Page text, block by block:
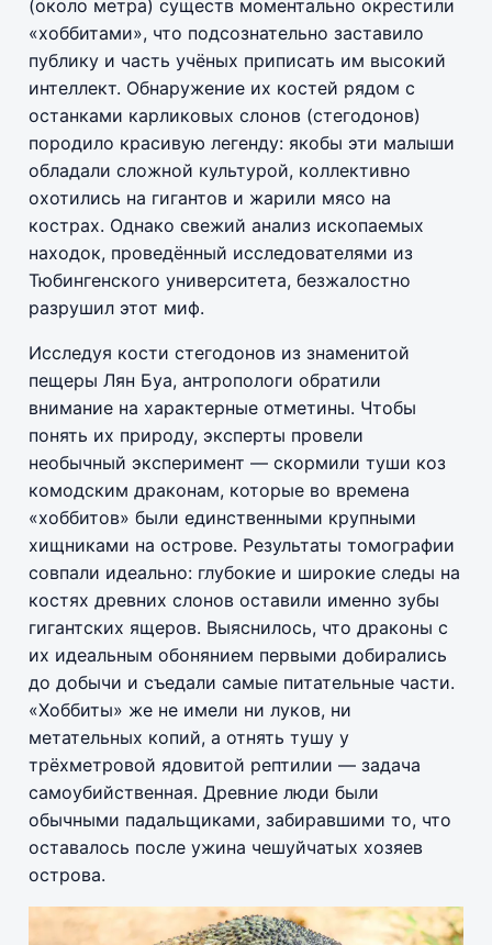
(около метра) существ моментально окрестили
«хоббитами», что подсознательно заставило
публику и часть учёных приписать им высокий
интеллект. Обнаружение их костей рядом с
останками карликовых слонов (стегодонов)
породило красивую легенду: якобы эти малыши
обладали сложной культурой, коллективно
охотились на гигантов и жарили мясо на
кострах. Однако свежий анализ ископаемых
находок, проведённый исследователями из
Тюбингенского университета, безжалостно
разрушил этот миф.
Исследуя кости стегодонов из знаменитой
пещеры Лян Буа, антропологи обратили
внимание на характерные отметины. Чтобы
понять их природу, эксперты провели
необычный эксперимент — скормили туши коз
комодским драконам, которые во времена
«хоббитов» были единственными крупными
хищниками на острове. Результаты томографии
совпали идеально: глубокие и широкие следы на
костях древних слонов оставили именно зубы
гигантских ящеров. Выяснилось, что драконы с
их идеальным обонянием первыми добирались
до добычи и съедали самые питательные части.
«Хоббиты» же не имели ни луков, ни
метательных копий, а отнять тушу у
трёхметровой ядовитой рептилии — задача
самоубийственная. Древние люди были
обычными падальщиками, забиравшими то, что
оставалось после ужина чешуйчатых хозяев
острова.